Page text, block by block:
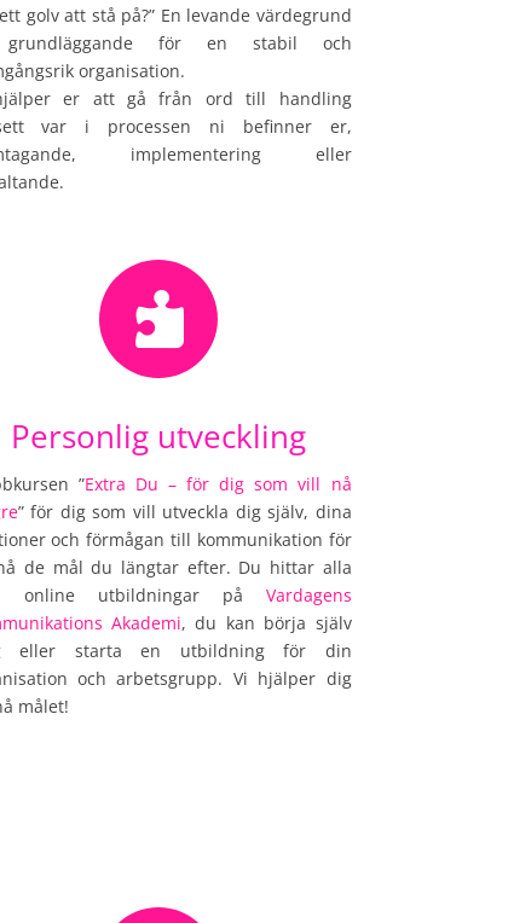
golv att stå på?” En levande värdegrund
för en stabil och
organisation.
er att gå från ord till handling
var i processen ni befinner er,
implementering eller

Personlig utveckling
”Extra Du – för dig som vill nå
” för dig som vill utveckla dig själv, dina
och förmågan till kommunikation för
de mål du längtar efter. Du hittar alla
online utbildningar på Vardagens
Akademi, du kan börja själv
eller starta en utbildning för din
och arbetsgrupp. Vi hjälper dig
målet!